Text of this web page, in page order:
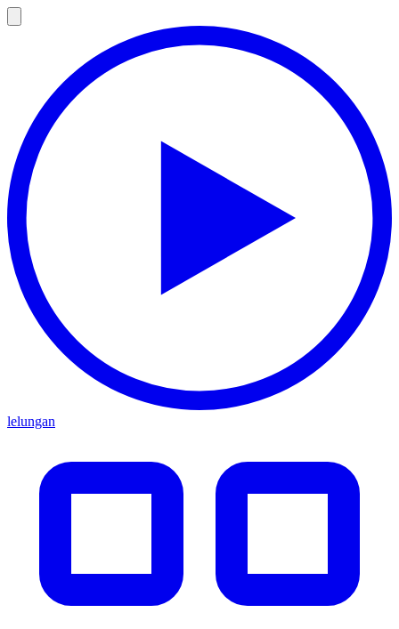
lelungan